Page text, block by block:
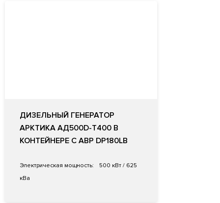
ДИЗЕЛЬНЫЙ ГЕНЕРАТОР
АРКТИКА АД500D-Т400 В
КОНТЕЙНЕРЕ С АВР DP180LB
Электрическая мощность:
500 кВт / 625
кВа